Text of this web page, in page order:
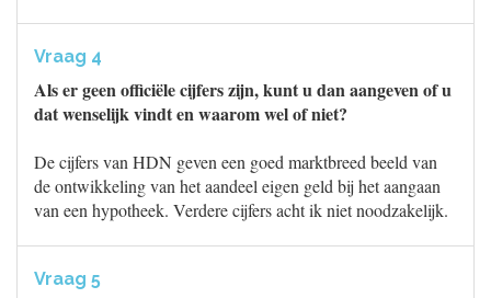
Vraag 4
Als er geen officiële cijfers zijn, kunt u dan aangeven of u
dat wenselijk vindt en waarom wel of niet?
De cijfers van HDN geven een goed marktbreed beeld van
de ontwikkeling van het aandeel eigen geld bij het aangaan
van een hypotheek. Verdere cijfers acht ik niet noodzakelijk.
Vraag 5